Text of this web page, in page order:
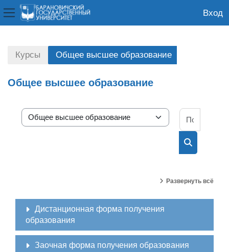
Боковая панель
Вход
Курсы Общее высшее образование
Общее высшее образование
Категории курсов
Развернуть всё
Дистанционная форма получения
образования
Заочная форма получения образования